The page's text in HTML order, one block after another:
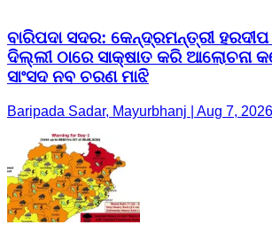
ବାରିପଦା ସଦର: କେନ୍ଦ୍ରମନ୍ତ୍ରୀ ହରଦୀପ
ଦିଲ୍ଲୀ ଠାରେ ସାକ୍ଷାତ କରି ଆଲୋଚନା
ସାଂସଦ ନବ ଚରଣ ମାଝି
Baripada Sadar, Mayurbhanj | Aug 7, 2026